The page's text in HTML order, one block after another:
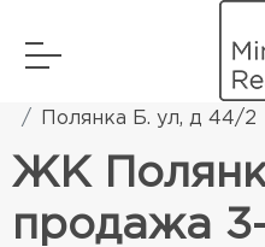
Элитная
Полянка Б. ул, д 44/2
ЖК
продажа